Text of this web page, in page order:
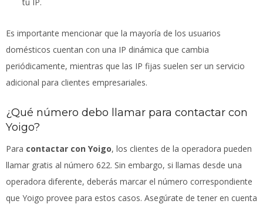
Es importante mencionar que la mayoría de los usuarios
domésticos cuentan con una IP dinámica que cambia
periódicamente, mientras que las IP fijas suelen ser un servicio
adicional para clientes empresariales.
¿Qué número debo llamar para contactar con
Yoigo?
Para contactar con Yoigo, los clientes de la operadora pueden
llamar gratis al número 622. Sin embargo, si llamas desde una
operadora diferente, deberás marcar el número correspondiente
que Yoigo provee para estos casos. Asegúrate de tener en cuenta